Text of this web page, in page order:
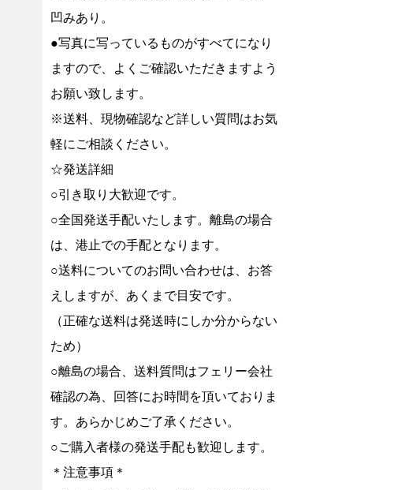
凹みあり。
●写真に写っているものがすべてになり
ますので、よくご確認いただきますよう
お願い致します。
※送料、現物確認など詳しい質問はお気
軽にご相談ください。
☆発送詳細
○引き取り大歓迎です。
○全国発送手配いたします。離島の場合
は、港止での手配となります。
○送料についてのお問い合わせは、お答
えしますが、あくまで目安です。
（正確な送料は発送時にしか分からない
ため）
○離島の場合、送料質問はフェリー会社
確認の為、回答にお時間を頂いておりま
す。あらかじめご了承ください。
○ご購入者様の発送手配も歓迎します。
＊注意事項＊